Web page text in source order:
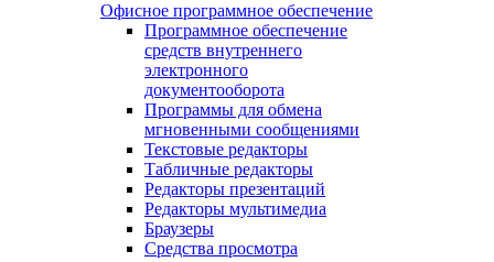
Офисное программное обеспечение
Программное обеспечение
средств внутреннего
электронного
документооборота
Программы для обмена
мгновенными сообщениями
Текстовые редакторы
Табличные редакторы
Редакторы презентаций
Редакторы мультимедиа
Браузеры
Средства просмотра